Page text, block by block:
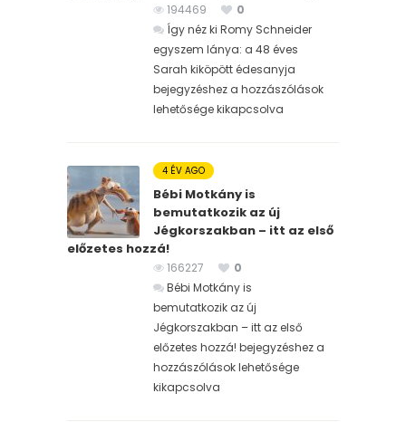
194469
0
Így néz ki Romy Schneider
egyszem lánya: a 48 éves
Sarah kiköpött édesanyja
bejegyzéshez a hozzászólások
lehetősége kikapcsolva
4 ÉV AGO
Bébi Motkány is
bemutatkozik az új
Jégkorszakban – itt az első
előzetes hozzá!
166227
0
Bébi Motkány is
bemutatkozik az új
Jégkorszakban – itt az első
előzetes hozzá! bejegyzéshez a
hozzászólások lehetősége
kikapcsolva